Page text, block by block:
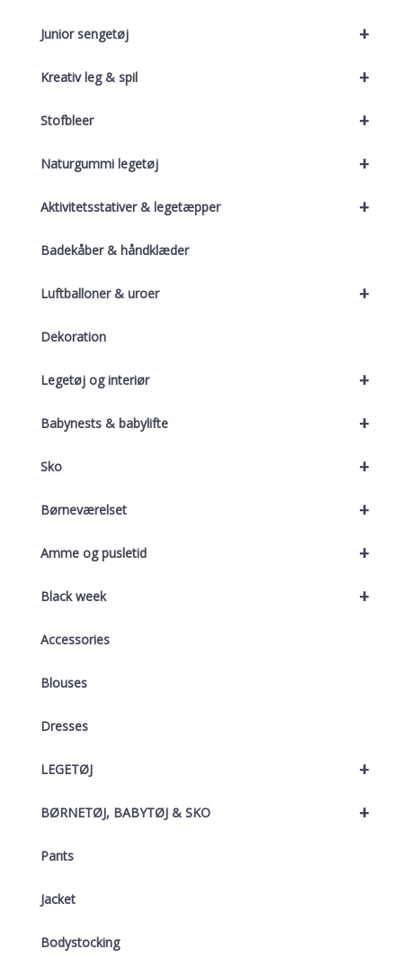
+
Junior sengetøj
+
Kreativ leg & spil
+
Stofbleer
+
Naturgummi legetøj
+
Aktivitetsstativer & legetæpper
Badekåber & håndklæder
+
Luftballoner & uroer
Dekoration
+
Legetøj og interiør
+
Babynests & babylifte
+
Sko
+
Børneværelset
+
Amme og pusletid
+
Black week
Accessories
Blouses
Dresses
+
LEGETØJ
+
BØRNETØJ, BABYTØJ & SKO
Pants
Jacket
Bodystocking